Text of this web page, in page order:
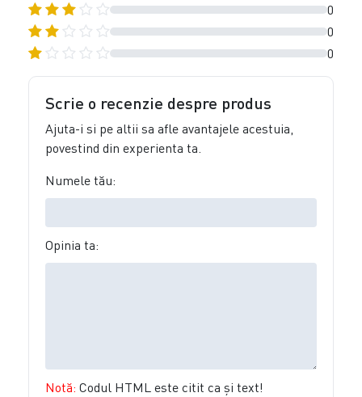
0
0
0
Scrie o recenzie despre produs
Ajuta-i si pe altii sa afle avantajele acestuia,
povestind din experienta ta.
Numele tău:
Opinia ta:
Notă: Codul HTML este citit ca şi text!